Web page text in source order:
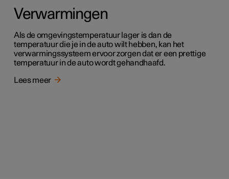
Verwarmingen
Als de omgevingstemperatuur lager is dan de
temperatuur die je in de auto wilt hebben, kan het
verwarmingssysteem ervoor zorgen dat er een prettige
temperatuur in de auto wordt gehandhaafd.
Lees meer